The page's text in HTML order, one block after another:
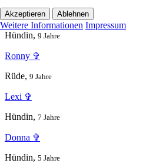
Doro ✞
Hündin, 9 Jahre
Ronny ✞
Rüde, 9 Jahre
Lexi ✞
Hündin, 7 Jahre
Donna ✞
Hündin, 5 Jahre
Akzeptieren Ablehnen
Weitere Informationen Impressum